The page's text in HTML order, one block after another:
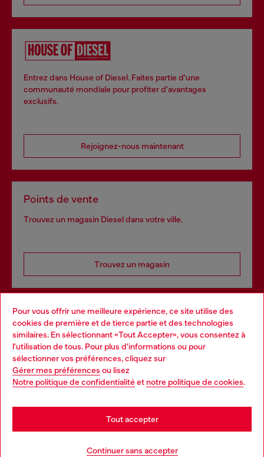
Pour vous offrir une meilleure expérience, ce site utilise des
cookies de première et de tierce partie et des technologies
similaires. En sélectionnant «Tout Accepter», vous consentez à
l'utilisation de tous. Pour plus d'informations ou pour
sélectionner vos préférences, cliquez sur
Gérer mes préférences ou lisez
Notre politique de confidentialitéet notre politique de cookies.
Continuer sans accepter
Tout accepter
Entrez dans House of Diesel. Faites partie d'une
communauté mondiale pour profiter d'avantages
exclusifs.
Rejoignez-nous maintenant
Points de vente
Trouvez un magasin Diesel dans votre ville.
Trouvez un magasin
Services omnicanaux
Découvrez tous nos services, en ligne et en magasin.
En savoir plus
Choose your location
You are currently browsing Belgique website, but it seems you
may be based in United States